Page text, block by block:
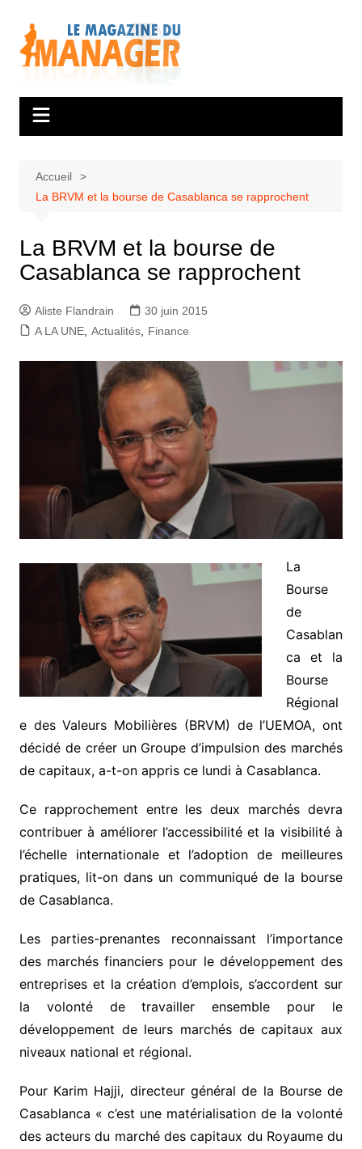
contenu
Accueil
La BRVM et la bourse de Casablanca se rapprochent
La BRVM et la bourse de
Casablanca se rapprochent
Aliste Flandrain
30 juin 2015
A LA UNE, Actualités, Finance
La
Bourse
de
Casablan
ca et la
Bourse
Régional
e des Valeurs Mobilières (BRVM) de l’UEMOA, ont
décidé de créer un Groupe d’impulsion des marchés
de capitaux, a-t-on appris ce lundi à Casablanca.
Ce rapprochement entre les deux marchés devra
contribuer à améliorer l’accessibilité et la visibilité à
l’échelle internationale et l’adoption de meilleures
pratiques, lit-on dans un communiqué de la bourse
de Casablanca.
Les parties-prenantes reconnaissant l’importance
des marchés financiers pour le développement des
entreprises et la création d’emplois, s’accordent sur
la volonté de travailler ensemble pour le
développement de leurs marchés de capitaux aux
niveaux national et régional.
Pour Karim Hajji, directeur général de la Bourse de
Casablanca « c’est une matérialisation de la volonté
des acteurs du marché des capitaux du Royaume du